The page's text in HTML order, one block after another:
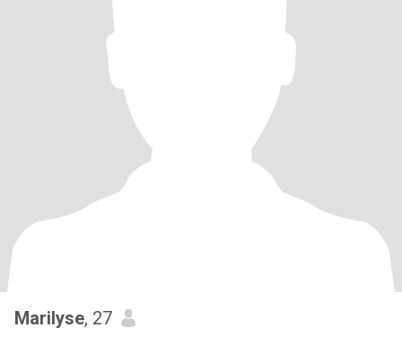
Marilyse, 27